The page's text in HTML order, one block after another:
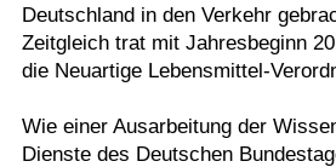
Deutschland in den Verkehr
Zeitgleich trat mit Jahresbeginn
die Neuartige Lebensmittel-
Wie einer Ausarbeitung der
Dienste des Deutschen